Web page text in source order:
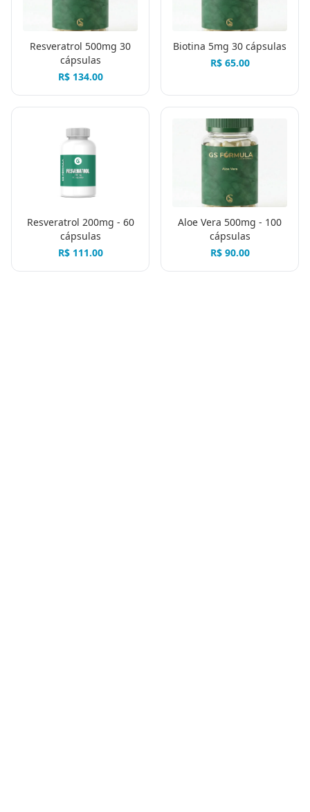
Resveratrol 500mg 30
cápsulas
R$ 134.00
Biotina 5mg 30 cápsulas
R$ 65.00
Resveratrol 200mg - 60
cápsulas
R$ 111.00
Aloe Vera 500mg - 100
cápsulas
R$ 90.00